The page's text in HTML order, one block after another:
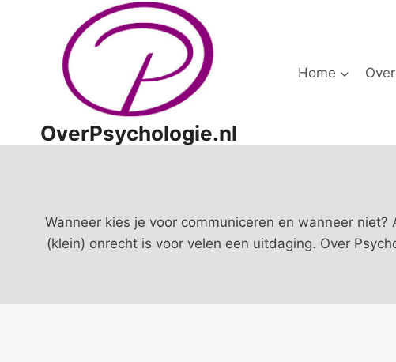
OverPsychologie.nl
Home
Wanneer kies je voor communiceren en wanneer
(klein) onrecht is voor velen een uitdaging. Over